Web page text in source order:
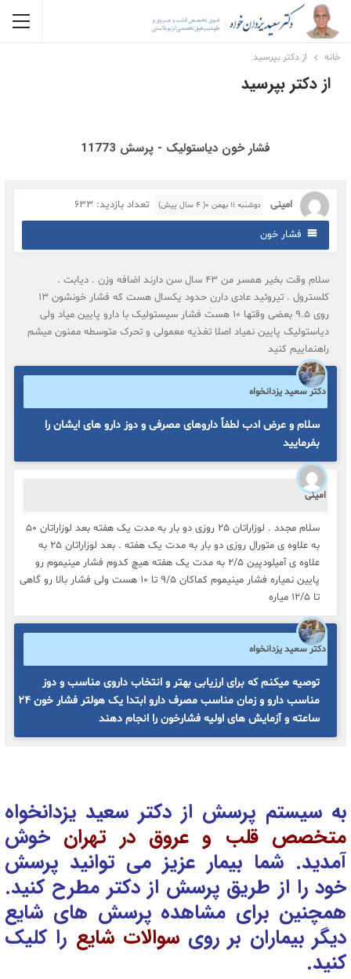
خانه از دکتر بپرسید
از دکتر بپرسید
فشار خون دیاستولیک - پرسش 11773
امینی دوشنبه ۱۱ بهمن ۰( 4 سال پیش) تعداد بازدید: 633
فشار خون
سلام وقت بخیر همسر من ۴۳ سال سن دارند اضافه وزن . دیابت .
کلسترول . تیروئید عادی دارن حدود یکسال هست که فشار خونشون ۱۳
روی ۹.۵ بعضی وقتها ۱۰ هست فشار سیستولیک با دارو پایین میاد ولی
دیاستولیک پایین نمیاد اصلا تغذیه معمولی و تحرک متوسطه ممنون میشم
راهنماییم کنید
دکتر سعید یزدانخواه
سلام و عرض ادب لطفاً داروهای مصرفی و دوز دارو های ایشان را
بفرمایید
امینی
سلام مجدد . لوزاراتان ۲۵ روزی دو بار به مدت یک هفته بعد لوزاراتان ۵۰
به علاوه ی متورال روزی دو بار به مدت یک هفته . بعد لوزاراتان ۲۵ به
علاوه ی آمیلودپین ۲/۵ به مدت یک هفته هیچ کدوم فشار مینیموم رو
پایین نمیاره فشار مینیموم کماکان ۹/۵ تا ۱۰ هست ولی فشار بالا رو گاهی
تا ۱۲/۵ میاره
دکتر سعید یزدانخواه
توصیه میکنم که برای ارزیابی بهتر و انتخاب داروی مناسب و دوز
مناسب دارو و زمان مناسب مصرف دارو ابتدا یک هولتر فشار خون ۲۴
ساعته و آزمایش های اولیه فشارخون را انجام دهند
به سیستم پرسش از دکتر سعید یزدانخواه
متخصص قلب و عروق در تهران خوش
آمدید. شما بیمار عزیز می توانید پرسش
خود را از طریق پرسش از دکتر مطرح کنید.
همچنین برای مشاهده پرسش های شایع
دیگر بیماران بر روی سوالات شایع را کلیک
کنید.